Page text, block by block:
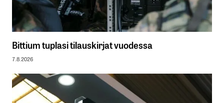
Bittium tuplasi tilauskirjat vuodessa
7.8.2026